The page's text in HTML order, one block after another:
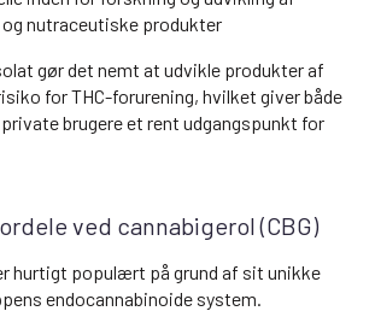
nutraceutiske produkter
gør det nemt at udvikle produkter af
for THC-forurening, hvilket giver både
brugere et rent udgangspunkt for
ved cannabigerol (CBG)
hurtigt populært på grund af sit unikke
endocannabinoide system.